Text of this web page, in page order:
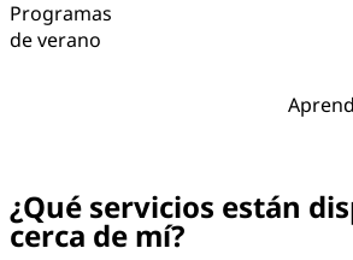
Programas
de verano
¿Qué servicios están
cerca de mí?